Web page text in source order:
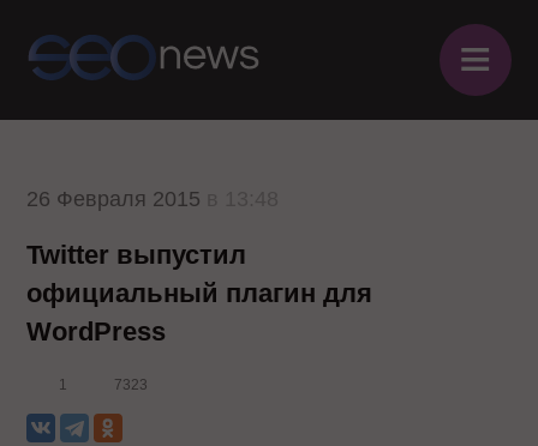
≡
26 Февраля 2015
Twitter выпустил
официальный плагин для
WordPress
1 7323